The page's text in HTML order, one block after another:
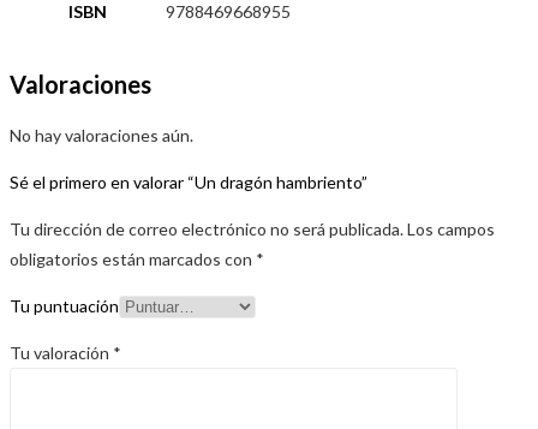
ISBN 9788469668955
Valoraciones
No hay valoraciones aún.
Sé el primero en valorar “Un dragón hambriento”
Tu dirección de correo electrónico no será publicada.Los campos
obligatorios están marcados con *
Tu puntuación
Tu valoración *